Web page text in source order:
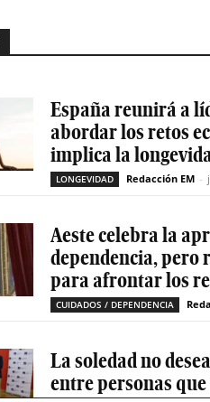
España reunirá a
abordar los retos
implica la
LONGEVIDAD Redacción EM -
Aeste celebra la
dependencia, pero
para afrontar los
CUIDADOS / DEPENDENCIA
La soledad no
entre personas